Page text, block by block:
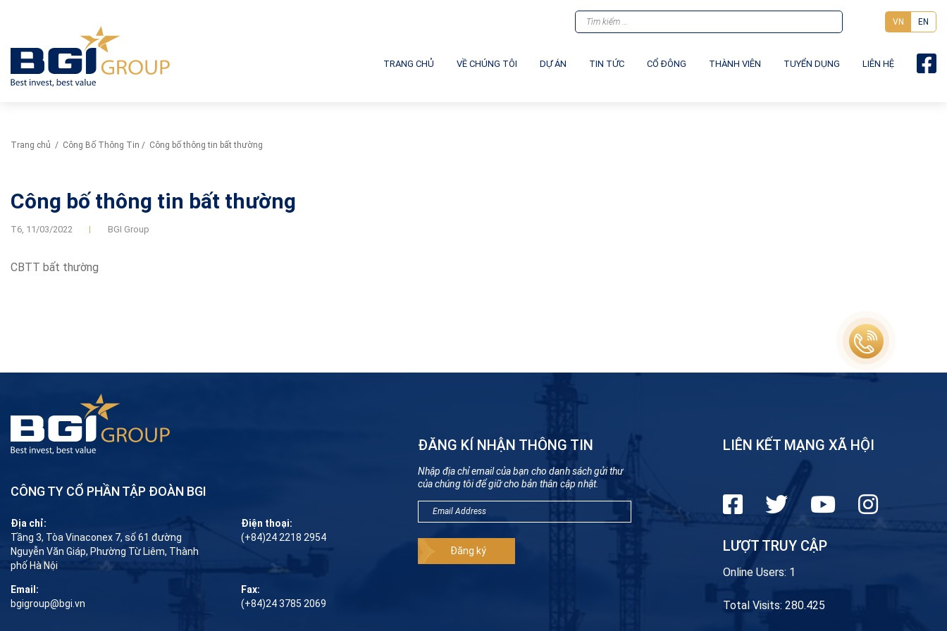
VN EN
TRANG CHỦ VỀ CHÚNG TÔI DỰ ÁN TIN TỨC CỔ ĐÔNG THÀNH VIÊN TUYỂN DỤNG LIÊN HỆ
Trang chủ / Công Bố Thông Tin / Công bố thông tin bất thường
Công bố thông tin bất thường
T6, 11/03/2022 BGI Group
CBTT bất thường
CÔNG TY CỔ PHẦN TẬP ĐOÀN BGI
Địa chỉ:
Tầng 3, Tòa Vinaconex 7, số 61 đường
Nguyễn Văn Giáp, Phường Từ Liêm, Thành
phố Hà Nội
Điện thoại:
(+84)24 2218 2954
Email:
bgigroup@bgi.vn
Fax:
(+84)24 3785 2069
ĐĂNG KÍ NHẬN THÔNG TIN
Nhập địa chỉ email của bạn cho danh sách gửi thư
của chúng tôi để giữ cho bản thân cập nhật.
LIÊN KẾT MẠNG XÃ HỘI
LƯỢT TRUY CẬP
Online Users: 1
Total Visits: 280.425